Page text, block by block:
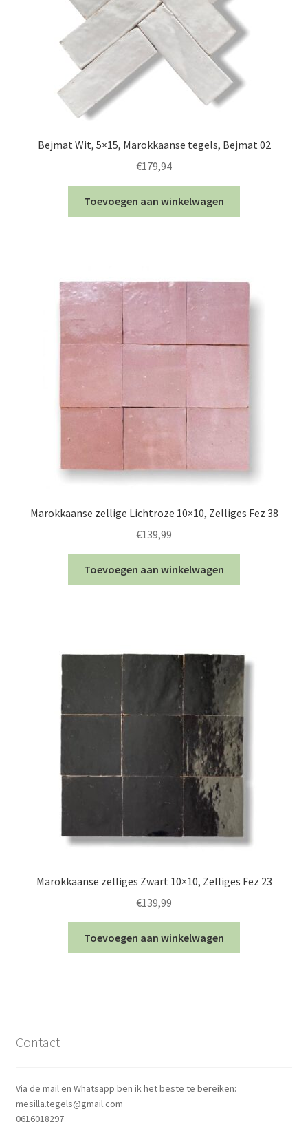
Bejmat Wit, 5×15, Marokkaanse tegels, Bejmat 02
€179,94
Toevoegen aan winkelwagen
Marokkaanse zellige Lichtroze 10×10, Zelliges Fez 38
€139,99
Toevoegen aan winkelwagen
Marokkaanse zelliges Zwart 10×10, Zelliges Fez 23
€139,99
Toevoegen aan winkelwagen
Contact
Via de mail en Whatsapp ben ik het beste te bereiken:
mesilla.tegels@gmail.com
0616018297